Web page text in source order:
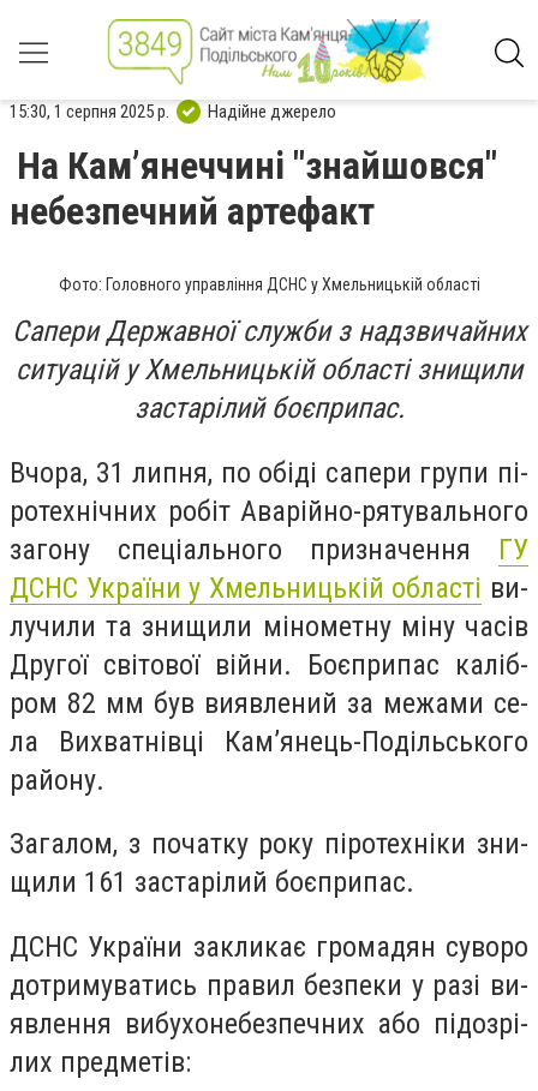
15:30, 1 серпня 2025 р. Надійне джерело
На Камʼянеччині "знайшовся"
небезпечний артефакт
Фото: Головного управління ДСНС у Хмельницькій області
Са­пе­ри Дер­жавної служ­би з над­зви­чай­них
си­ту­ацій у Хмель­ницькій об­ласті зни­щи­ли
зас­та­рі­лий бо­єп­ри­пас.
Вчо­ра, 31 лип­ня, по обі­ді са­пе­ри гру­пи пі­
ро­тех­нічних ро­біт Ава­рій­но-ря­ту­валь­но­го
за­го­ну спе­ці­аль­но­го приз­на­чен­ня ГУ
ДСНС Ук­ра­їни у Хмель­ницькій об­ласті ви­
лу­чи­ли та зни­щи­ли мі­но­мет­ну мі­ну ча­сів
Дру­гої сві­то­вої вій­ни. Бо­єп­ри­пас ка­ліб­
ром 82 мм був ви­яв­ле­ний за ме­жа­ми се­
ла Вих­ватнів­ці Кам’янець­-По­діль­сько­го
району.
За­га­лом, з по­чат­ку ро­ку пі­ро­тех­ні­ки зни­
щи­ли 161 зас­та­рі­лий бо­єп­ри­пас.
ДСНС Ук­ра­їни зак­ли­кає гро­ма­дян су­во­ро
дот­ри­му­ва­тись пра­вил без­пе­ки у ра­зі ви­
яв­лення ви­бу­хо­не­без­печних або пі­доз­рі­
лих пред­ме­тів: